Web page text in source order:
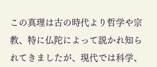
この真理は古の時代より哲学や宗
教、特に仏陀によって説かれ知ら
れてきましたが、現代では科学、